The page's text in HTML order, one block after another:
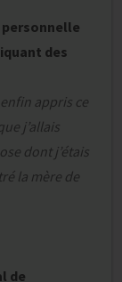
des
appris ce
j’allais
dont j’étais
la mère de
de